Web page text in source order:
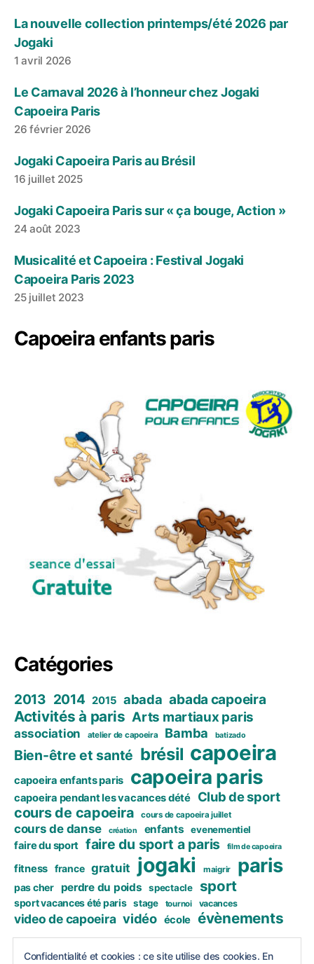
La nouvelle collection printemps/été 2026 par
Jogaki
1 avril 2026
Le Carnaval 2026 à l’honneur chez Jogaki
Capoeira Paris
26 février 2026
Jogaki Capoeira Paris au Brésil
16 juillet 2025
Jogaki Capoeira Paris sur « ça bouge, Action »
24 août 2023
Musicalité et Capoeira : Festival Jogaki
Capoeira Paris 2023
25 juillet 2023
Capoeira enfants paris
Confidentialité et cookies : ce site utilise des cookies. En
Catégories
2013 2014 2015 abada abada capoeira
Activités à paris Arts martiaux paris
association atelier de capoeira Bamba batizado
Bien-être et santé brésil capoeira
capoeira enfants paris capoeira paris
capoeira pendant les vacances dété Club de sport
cours de capoeira cours de capoeira juillet
cours de danse création enfants evenementiel
faire du sport faire du sport a paris film de capoeira
fitness france gratuit jogaki maigrir paris
pas cher perdre du poids spectacle sport
sport vacances été paris stage tournoi vacances
video de capoeira vidéo école évènements
https://www.instagram.com/bamba_capoeira_p